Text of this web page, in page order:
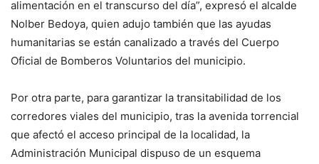
alimentación en el transcurso del día”, expresó el alcalde
Nolber Bedoya, quien adujo también que las ayudas
humanitarias se están canalizado a través del Cuerpo
Oficial de Bomberos Voluntarios del municipio.
Por otra parte, para garantizar la transitabilidad de los
corredores viales del municipio, tras la avenida torrencial
que afectó el acceso principal de la localidad, la
Administración Municipal dispuso de un esquema